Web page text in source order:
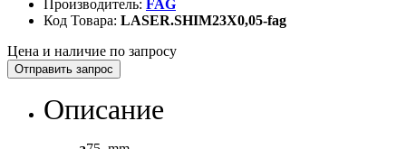
Производитель: FAG
Код Товара: LASER.SHIM23X0,05-fag
Цена и наличие по запросу
Отправить запрос
Описание